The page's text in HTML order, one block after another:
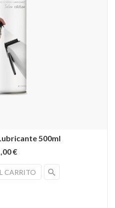
500ml
€
CARRITO search